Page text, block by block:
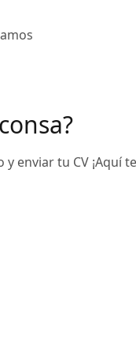
enviar tu CV ¡Aquí te